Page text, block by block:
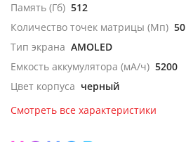
Память (Гб) 512
Количество точек матрицы (Мп) 50
Тип экрана AMOLED
Емкость аккумулятора (мА/ч) 5200
Цвет корпуса черный
Смотреть все характеристики